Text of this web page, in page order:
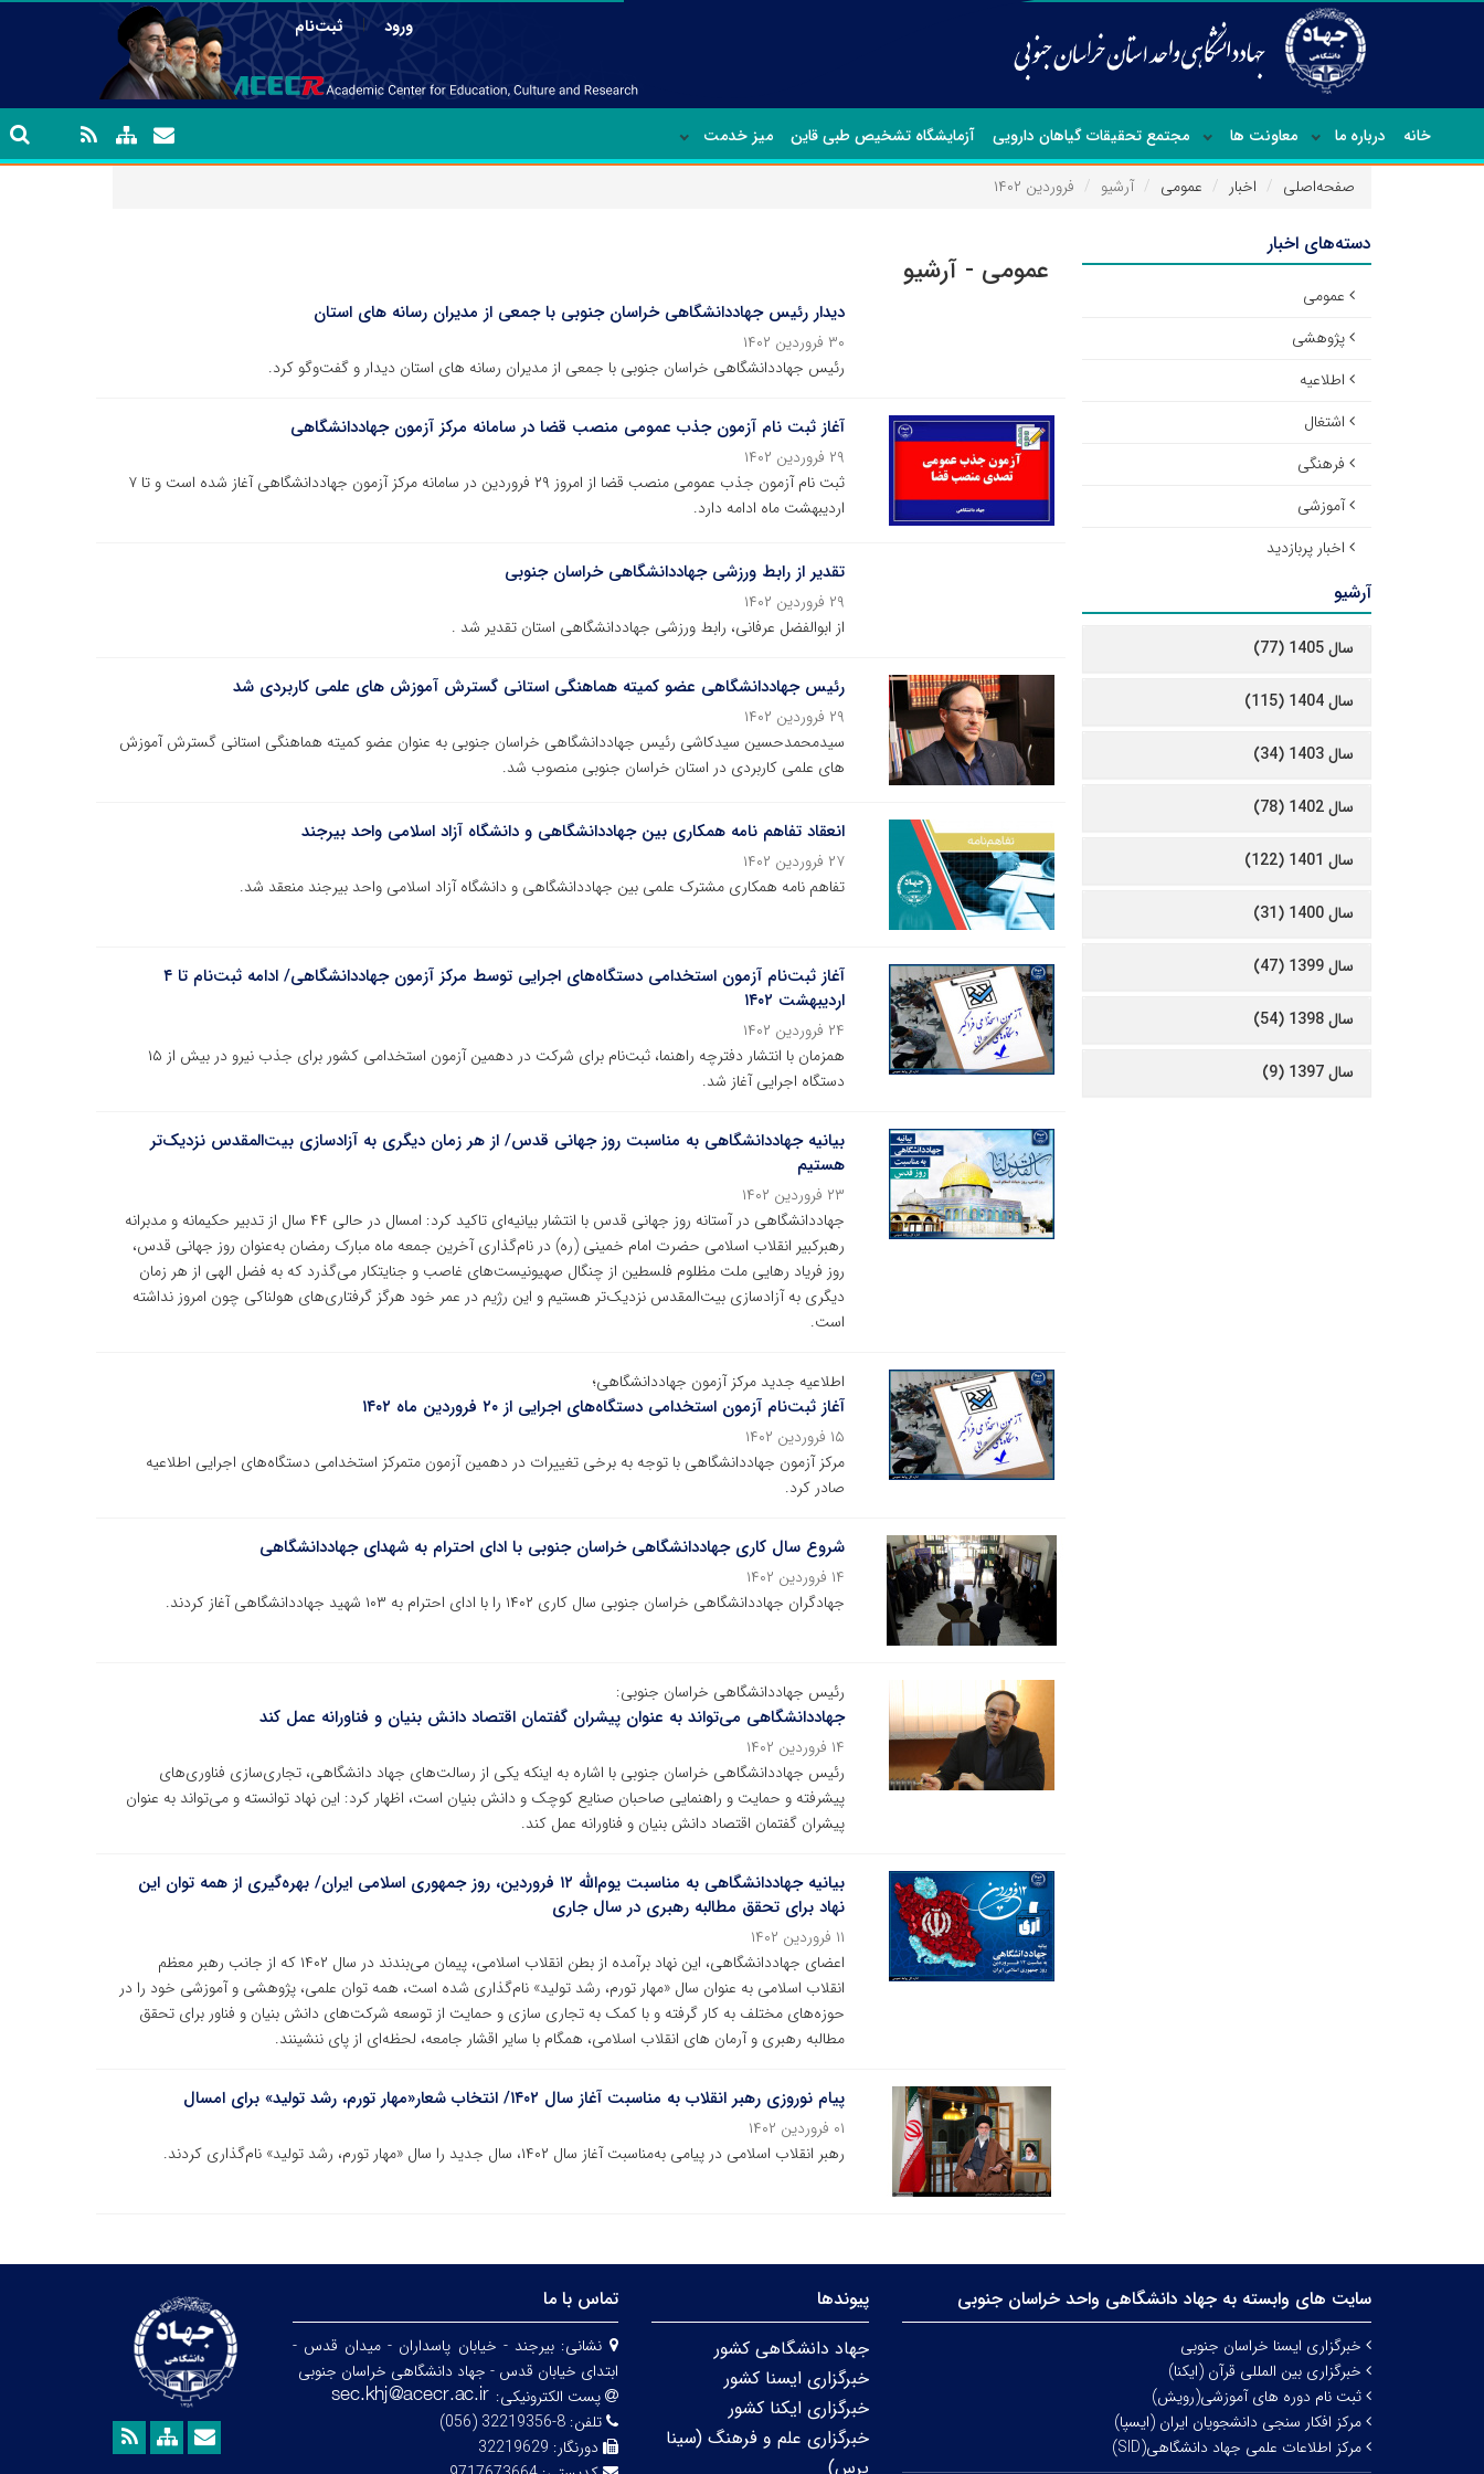
ورود | ثبت‌نام
خانه درباره ما معاونت ها مجتمع تحقیقات گیاهان دارویی آزمایشگاه تشخیص طبی قاین میز خدمت
صفحه‌اصلی اخبار عمومی آرشیو فروردین ۱۴۰۲
عمومی - آرشیو
دیدار رئیس جهاددانشگاهی خراسان جنوبی با جمعی از مدیران رسانه های استان
۳۰ فروردین ۱۴۰۲
رئیس جهاددانشگاهی خراسان جنوبی با جمعی از مدیران رسانه های استان دیدار و گفت‌وگو کرد.
آغاز ثبت نام آزمون جذب عمومی منصب قضا در سامانه مرکز آزمون جهاددانشگاهی
۲۹ فروردین ۱۴۰۲
ثبت نام آزمون جذب عمومی منصب قضا از امروز ۲۹ فروردین در سامانه مرکز آزمون جهاددانشگاهی آغاز شده است و تا ۷
اردیبهشت ماه ادامه دارد.
تقدیر از رابط ورزشی جهاددانشگاهی خراسان جنوبی
۲۹ فروردین ۱۴۰۲
از ابوالفضل عرفانی، رابط ورزشی جهاددانشگاهی استان تقدیر شد .
رئیس جهاددانشگاهی عضو کمیته هماهنگی استانی گسترش آموزش های علمی کاربردی شد
۲۹ فروردین ۱۴۰۲
سیدمحمدحسین سیدکاشی رئیس جهاددانشگاهی خراسان جنوبی به عنوان عضو کمیته هماهنگی استانی گسترش آموزش
های علمی کاربردی در استان خراسان جنوبی منصوب شد.
انعقاد تفاهم نامه همکاری بین جهاددانشگاهی و دانشگاه آزاد اسلامی واحد بیرجند
۲۷ فروردین ۱۴۰۲
تفاهم نامه همکاری مشترک علمی بین جهاددانشگاهی و دانشگاه آزاد اسلامی واحد بیرجند منعقد شد.
آغاز ثبت‌نام آزمون استخدامی دستگاه‌های اجرایی توسط مرکز آزمون جهاددانشگاهی/ ادامه ثبت‌نام تا ۴
اردیبهشت ۱۴۰۲
۲۴ فروردین ۱۴۰۲
همزمان با انتشار دفترچه راهنما، ثبت‌نام برای شرکت در دهمین آزمون استخدامی کشور برای جذب نیرو در بیش از ۱۵
دستگاه اجرایی آغاز شد.
بیانیه جهاددانشگاهی به مناسبت روز جهانی قدس/ از هر زمان دیگری به آزادسازی بیت‌المقدس نزدیک‌تر
هستیم
۲۳ فروردین ۱۴۰۲
جهاددانشگاهی در آستانه روز جهانی قدس با انتشار بیانیه‌ای تاکید کرد: امسال در حالی ۴۴ سال از تدبیر حکیمانه و مدبرانه
رهبر‌کبیر انقلاب اسلامی حضرت امام خمینی (ره) در نام‌گذاری آخرین جمعه ماه مبارک رمضان به‌عنوان روز جهانی قدس،
روز فریاد رهایی ملت مظلوم فلسطین از چنگال صهیونیست‌های غاصب و جنایتکار می‌گذرد که به فضل الهی از هر زمان
دیگری به آزادسازی بیت‌المقدس نزدیک‌تر هستیم و این رژیم در عمر خود هرگز گرفتاری‌های هولناکی چون امروز نداشته
است.
اطلاعیه جدید مرکز آزمون جهاددانشگاهی؛
آغاز ثبت‌نام آزمون استخدامی دستگاه‌های اجرایی از ۲۰ فروردین ماه ۱۴۰۲
۱۵ فروردین ۱۴۰۲
مرکز آزمون جهاددانشگاهی با توجه به برخی تغییرات در دهمین آزمون متمرکز استخدامی دستگاه‌های اجرایی اطلاعیه
صادر کرد.
شروع سال کاری جهاددانشگاهی خراسان جنوبی با ادای احترام به شهدای جهاددانشگاهی
۱۴ فروردین ۱۴۰۲
جهادگران جهاددانشگاهی خراسان جنوبی سال کاری ۱۴۰۲ را با ادای احترام به ۱۰۳ شهید جهاددانشگاهی آغاز کردند.
رئیس جهاددانشگاهی خراسان جنوبی:
جهاددانشگاهی می‌تواند به عنوان پیشران گفتمان اقتصاد دانش بنیان و فناورانه عمل کند
۱۴ فروردین ۱۴۰۲
رئیس جهاددانشگاهی خراسان جنوبی با اشاره به اینکه یکی از رسالت‌های جهاد دانشگاهی، تجاری‌سازی فناوری‌های
پیشرفته و حمایت و راهنمایی صاحبان صنایع کوچک و دانش بنیان است، اظهار کرد: این نهاد توانسته و می‌تواند به عنوان
پیشران گفتمان اقتصاد دانش بنیان و فناورانه عمل کند.
بیانیه جهاددانشگاهی به مناسبت یوم‌الله ۱۲ فروردین، روز جمهوری اسلامی ایران/ بهره‌گیری از همه توان این
نهاد برای تحقق مطالبه رهبری در سال جاری
۱۱ فروردین ۱۴۰۲
اعضای جهاددانشگاهی، این نهاد برآمده از بطن انقلاب اسلامی، پیمان می‌بندند در سال ۱۴۰۲ که از جانب رهبر معظم
انقلاب اسلامی به عنوان سال «مهار تورم، رشد تولید» نام‌گذاری شده است، همه توان علمی، پژوهشی و آموزشی خود را در
حوزه‌های مختلف به کار گرفته و با کمک به تجاری سازی و حمایت از توسعه شرکت‌های دانش بنیان و فناور برای تحقق
مطالبه رهبری و آرمان های انقلاب اسلامی، همگام با سایر اقشار جامعه، لحظه‌ای از پای ننشینند.
پیام نوروزی رهبر انقلاب به مناسبت آغاز سال ۱۴۰۲/ انتخاب شعار«مهار تورم، رشد تولید» برای امسال
۰۱ فروردین ۱۴۰۲
رهبر انقلاب اسلامی در پیامی به‌مناسبت آغاز سال ۱۴۰۲، سال جدید را سال «مهار تورم، رشد تولید» نام‌گذاری کردند.
دسته‌های اخبار
عمومی
پژوهشی
اطلاعیه
اشتغال
فرهنگی
آموزشی
اخبار پربازدید
آرشیو
سال 1405 (77)
سال 1404 (115)
سال 1403 (34)
سال 1402 (78)
سال 1401 (122)
سال 1400 (31)
سال 1399 (47)
سال 1398 (54)
سال 1397 (9)
سایت های وابسته به جهاد دانشگاهی واحد خراسان جنوبی
خبرگزاری ایسنا خراسان جنوبی
خبرگزاری بین المللی قرآن (ایکنا)
ثبت نام دوره های آموزشی(رویش)
مرکز افکار سنجی دانشجویان ایران (ایسپا)
مرکز اطلاعات علمی جهاد دانشگاهی(SID)
پیوندها
جهاد دانشگاهی کشور
خبرگزاری ایسنا کشور
خبرگزاری ایکنا کشور
خبرگزاری علم و فرهنگ (سینا
پرس)
تماس با ما
نشانی: بیرجند - خیابان پاسداران - میدان قدس -
ابتدای خیابان قدس - جهاد دانشگاهی خراسان جنوبی
پست الکترونیکی:
تلفن:8-32219356 (056)
دورنگار: 32219629